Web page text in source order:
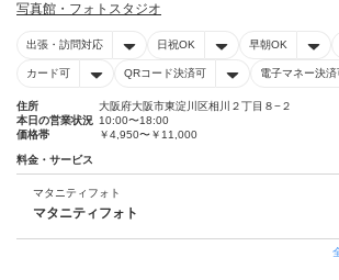
写真館・フォトスタジオ
出張・訪問対応 日祝OK 早朝OK
カード可 QRコード決済可 電子マネー決済
住所
大阪府大阪市東淀川区相川２丁目８−２
本日の営業状況 10:00〜18:00
価格帯
￥4,950〜￥11,000
料金・サービス
マタニティフォト
マタニティフォト